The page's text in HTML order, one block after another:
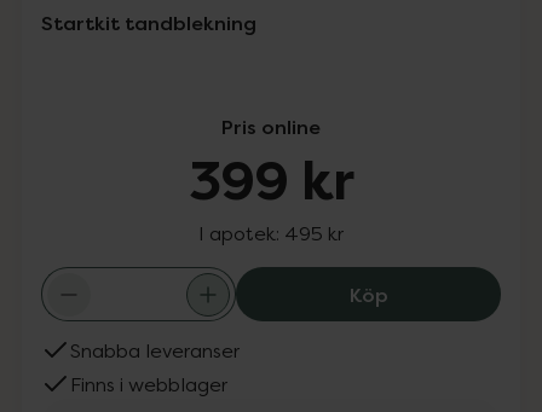
Startkit tandblekning
Pris online
399 kr
I apotek: 495 kr
KöpDentway
Snabba leveranser
Finns i webblager